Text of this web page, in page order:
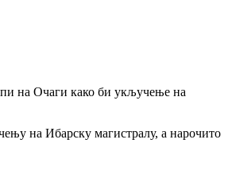
на Очаги како би укључење на
на Ибарску магистралу, а нарочито